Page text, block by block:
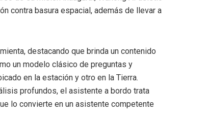
contra basura espacial, además de llevar a
destacando que brinda un contenido
un modelo clásico de preguntas y
en la estación y otro en la Tierra.
profundos, el asistente a bordo trata
lo convierte en un asistente competente